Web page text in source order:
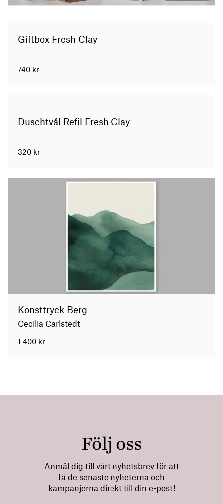
Giftbox Fresh Clay
740 kr
Duschtvål Refil Fresh Clay
320 kr
Konsttryck Berg
Cecilia Carlstedt
1 400 kr
Följ oss
Anmäl dig till vårt nyhetsbrev för att
få de senaste nyheterna och
kampanjerna direkt till din e-post!